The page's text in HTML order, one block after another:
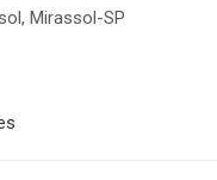
Mirassol-SP